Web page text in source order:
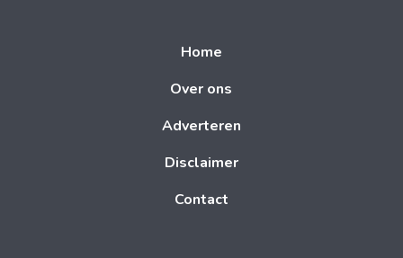
Home
Over ons
Adverteren
Disclaimer
Contact